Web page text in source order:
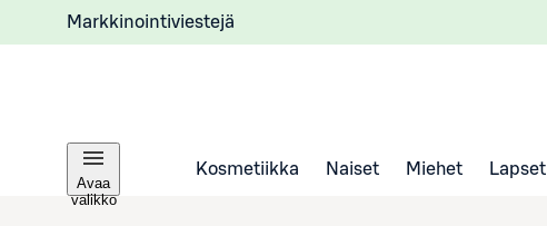
Markkinointiviestejä
Avaa
valikko
Kosmetiikka Naiset Miehet Lapset